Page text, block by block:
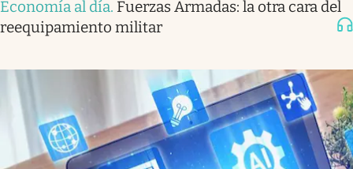
Economía al día. Fuerzas Armadas: la otra cara del
reequipamiento militar